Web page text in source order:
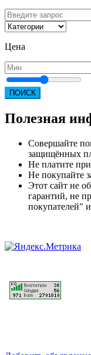
Цена
ПОИСК
Полезная
Совершайте
защищённых
Не платите
Не покупайте
Этот сайт не
гарантий, не
покупателей"